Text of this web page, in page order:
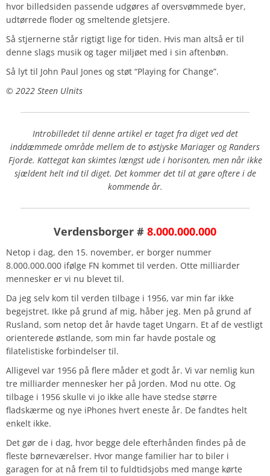
hvor billedsiden passende udgøres af oversvømmede byer,
udtørrede floder og smeltende gletsjere.
Så stjernerne står rigtigt lige for tiden. Hvis man altså er til
denne slags musik og tager miljøet med i sin aftenbøn.
Så lyt til John Paul Jones og støt “Playing for Change”.
© 2022 Steen Ulnits
Introbilledet til denne artikel er taget fra diget ved det
inddæmmede område mellem de to østjyske Mariager og Randers
Fjorde. Kattegat kan skimtes længst ude i horisonten, men når ikke
sjældent helt ind til diget. Det kommer det til at gøre oftere i de
kommende år.
Verdensborger # 8.000.000.000
Netop i dag, den 15. november, er borger nummer
8.000.000.000 ifølge FN kommet til verden. Otte milliarder
mennesker er vi nu blevet til.
Da jeg selv kom til verden tilbage i 1956, var min far ikke
begejstret. Ikke på grund af mig, håber jeg. Men på grund af
Rusland, som netop det år havde taget Ungarn. Et af de vestligt
orienterede østlande, som min far havde postale og
filatelistiske forbindelser til.
Alligevel var 1956 på flere måder et godt år. Vi var nemlig kun
tre milliarder mennesker her på Jorden. Mod nu otte. Og
tilbage i 1956 skulle vi jo ikke alle have stedse større
fladskærme og nye iPhones hvert eneste år. De fandtes helt
enkelt ikke.
Det gør de i dag, hvor begge dele efterhånden findes på de
fleste børneværelser. Hvor mange familier har to biler i
garagen for at nå frem til to fuldtidsjobs med mange kørte